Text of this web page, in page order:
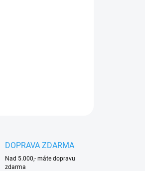
DOPRAVA ZDARMA
Nad 5.000,- máte dopravu
zdarma